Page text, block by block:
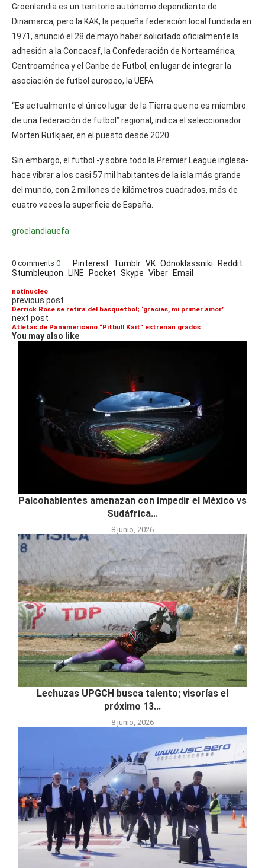
Groenlandia es un territorio autónomo dependiente de
Dinamarca, pero la KAK, la pequeña federación local fundada en
1971, anunció el 28 de mayo haber solicitado oficialmente la
adhesión a la Concacaf, la Confederación de Norteamérica,
Centroamérica y el Caribe de Futbol, en lugar de integrar la
asociación de futbol europeo, la UEFA.
“Es actualmente el único lugar de la Tierra que no es miembro
de una federación de futbol” regional, indica el seleccionador
Morten Rutkjaer, en el puesto desde 2020.
Sin embargo, el futbol -y sobre todo la Premier League inglesa-
hace vibrar a los casi 57 mil habitantes de la isla más grande
del mundo, con 2 millones de kilómetros cuadrados, más de
cuatro veces la superficie de España.
groelandiauefa
0 comments 0 Pinterest Tumblr VK Odnoklassniki
Reddit
Stumbleupon
LINE Pocket Skype Viber Email
notinucleo
previous post
Derrick Rose se retira del basquetbol; ‘gracias, mi primer amor’
next post
Atletas de Panamericano “Pitbull Kait” estrenan grados
You may also like
Palcohabientes amenazan con impedir el México vs
Sudáfrica...
8 junio, 2026
Lechuzas UPGCH busca talento; visorías el
próximo 13...
8 junio, 2026